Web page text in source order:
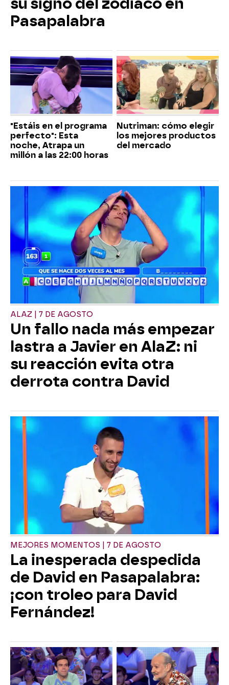
su signo del zodiaco en
Pasapalabra
"Estáis en el programa
perfecto": Esta
noche, Atrapa un
millón a las 22:00 horas
Nutriman: cómo elegir
los mejores productos
del mercado
ALAZ | 7 DE AGOSTO
Un fallo nada más empezar
lastra a Javier en AlaZ: ni
su reacción evita otra
derrota contra David
MEJORES MOMENTOS | 7 DE AGOSTO
La inesperada despedida
de David en Pasapalabra:
¡con troleo para David
Fernández!